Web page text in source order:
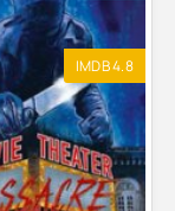
IMDB 4.8